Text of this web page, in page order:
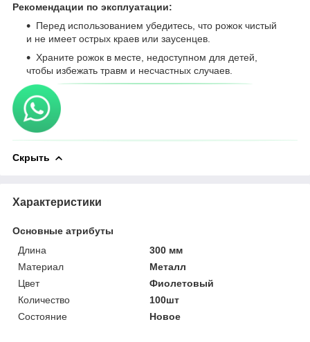
Рекомендации по эксплуатации:
Перед использованием убедитесь, что рожок чистый
и не имеет острых краев или заусенцев.
Храните рожок в месте, недоступном для детей,
чтобы избежать травм и несчастных случаев.
Скрыть
Характеристики
Основные атрибуты
Длина
300 мм
Материал
Металл
Цвет
Фиолетовый
Количество
100шт
Состояние
Новое